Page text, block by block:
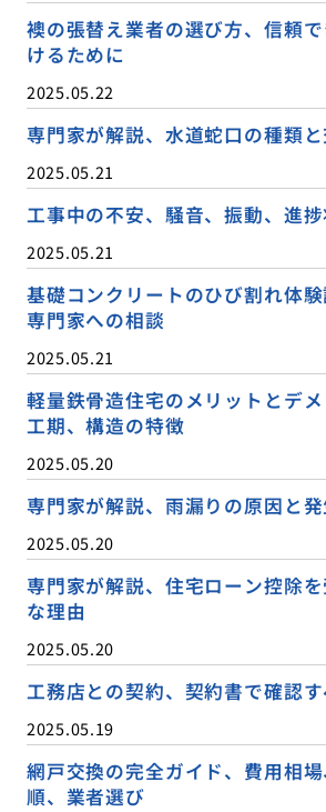
襖の張替え業者の選び方、信頼
けるために
2025.05.22
専門家が解説、水道蛇口の種類
2025.05.21
工事中の不安、騒音、振動、進
2025.05.21
基礎コンクリートのひび割れ体
専門家への相談
2025.05.21
軽量鉄骨造住宅のメリットとデメ
工期、構造の特徴
2025.05.20
専門家が解説、雨漏りの原因と
2025.05.20
専門家が解説、住宅ローン控除
な理由
2025.05.20
工務店との契約、契約書で確認
2025.05.19
網戸交換の完全ガイド、費用相
順、業者選び